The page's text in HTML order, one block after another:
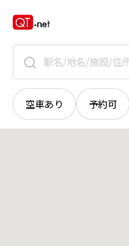
空車あり 予約可
愛媛県